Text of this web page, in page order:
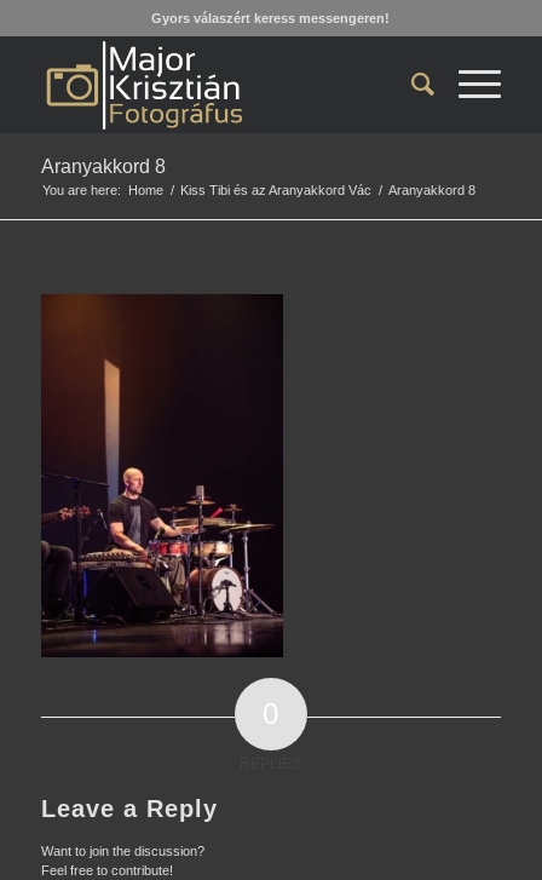
Gyors válaszért keress messengeren!
Aranyakkord 8
You are here: Home / Kiss Tibi és az Aranyakkord Vác / Aranyakkord 8
0
Leave a Reply
Want to join the discussion?
Feel free to contribute!